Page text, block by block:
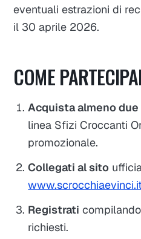
eventuali estrazioni di
il 30 aprile 2026.
COME
Acquista almeno
linea Sfizi Croccanti
promozionale.
Collegati al sito
Registrati
richiesti.